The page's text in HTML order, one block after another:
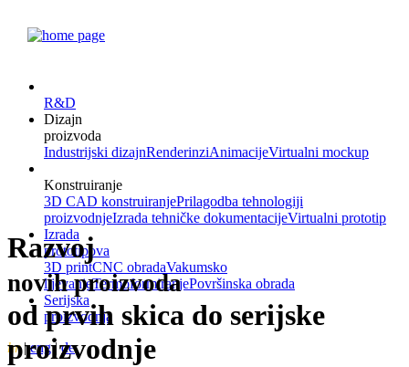
R&D
Dizajn
proizvoda
Industrijski dizajnRenderinziAnimacijeVirtualni mockup
Konstruiranje
3D CAD konstruiranjePrilagodba tehnologiji
proizvodnjeIzrada tehničke dokumentacijeVirtualni prototip
Izrada
prototipova
3D printCNC obradaVakumsko
lijevanjeTermoformiranjePovršinska obrada
Serijska
proizvodnja
hr|eng|de
Razvoj
novih proizvoda
od prvih skica do serijske
proizvodnje